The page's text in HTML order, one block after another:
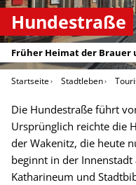
Hundestraße
Früher Heimat der Brauer
Startseite Stadtleben
Die Hundestraße führt
Ursprünglich reichte die
der Wakenitz, die heute
beginnt in der
Katharineum und